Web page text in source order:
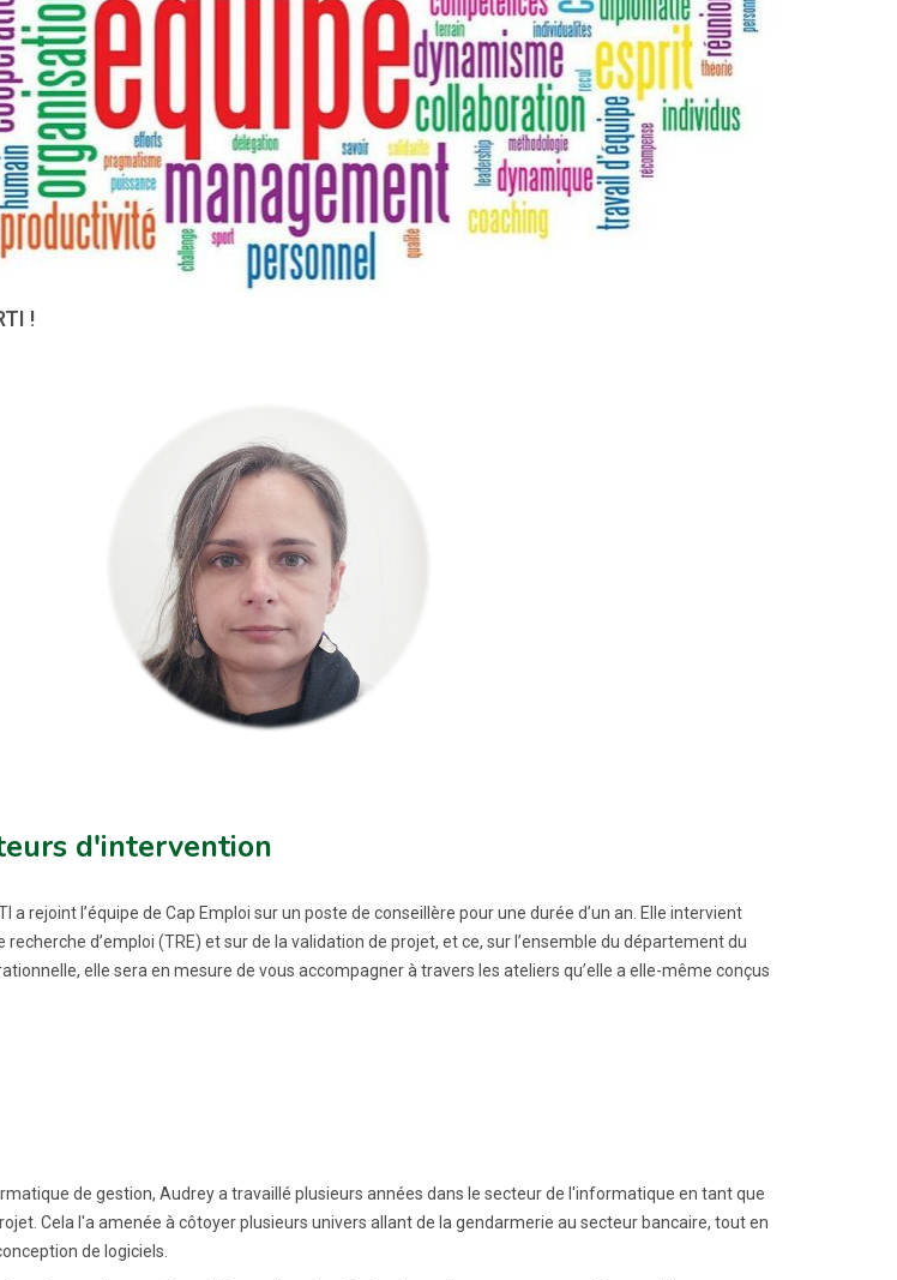
!
d'intervention
a rejoint l’équipe de Cap Emploi sur un poste de conseillère pour une durée d’un an. Elle intervient
d’emploi (TRE) et sur de la validation de projet, et ce, sur l’ensemble du département du
elle sera en mesure de vous accompagner à travers les ateliers qu’elle a elle-même conçus
de gestion, Audrey a travaillé plusieurs années dans le secteur de l'informatique en tant que
Cela l'a amenée à côtoyer plusieurs univers allant de la gendarmerie au secteur bancaire, tout en
de logiciels.